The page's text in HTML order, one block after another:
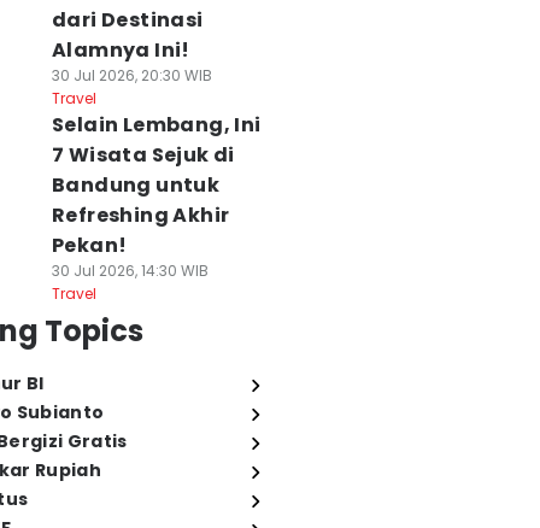
dari Destinasi
Alamnya Ini!
30 Jul 2026, 20:30 WIB
Travel
Selain Lembang, Ini
7 Wisata Sejuk di
Bandung untuk
Refreshing Akhir
Pekan!
30 Jul 2026, 14:30 WIB
Travel
Topics
BI
Subianto
Gratis
Rupiah